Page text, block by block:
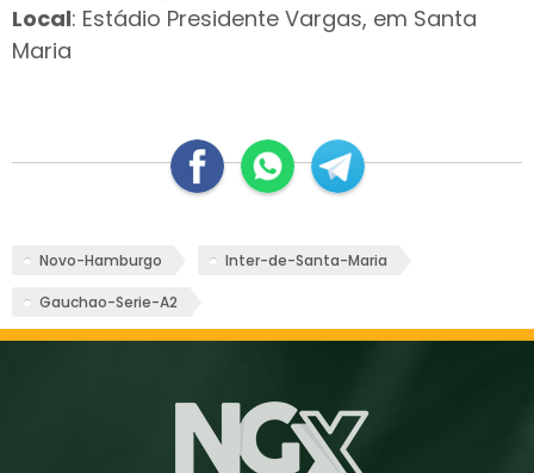
Local: Estádio Presidente Vargas, em Santa
Maria
Novo-Hamburgo Inter-de-Santa-Maria
Gauchao-Serie-A2